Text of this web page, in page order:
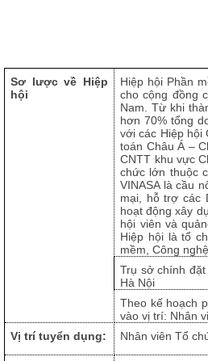
Sơ lược về Hiệp
hội
Hiệp hội Phần
cho cộng đồng
Nam. Từ khi
hơn 70% tổng
với các Hiệp hội
toán Châu Á –
CNTT khu vực
chức lớn thuộc
VINASA là cầu
mại, hỗ trợ các
hoạt động xây
hội viên và
Hiệp hội là tổ
mềm, Công
Trụ sở chính
Hà Nội
Theo kế hoạch
vào vị trí: Nhân
Vị trí tuyển dụng:
Nhân viên Tổ